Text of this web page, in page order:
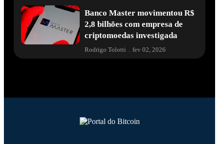
Banco Master movimentou R$
2,8 bilhões com empresa de
criptomoedas investigada
Rodrigo Tolotti fev 02, 2026